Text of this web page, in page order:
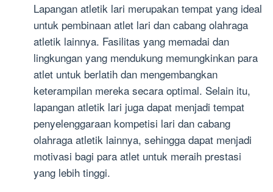
Lapangan atletik lari merupakan tempat yang ideal
untuk pembinaan atlet lari dan cabang olahraga
atletik lainnya. Fasilitas yang memadai dan
lingkungan yang mendukung memungkinkan para
atlet untuk berlatih dan mengembangkan
keterampilan mereka secara optimal. Selain itu,
lapangan atletik lari juga dapat menjadi tempat
penyelenggaraan kompetisi lari dan cabang
olahraga atletik lainnya, sehingga dapat menjadi
motivasi bagi para atlet untuk meraih prestasi
yang lebih tinggi.